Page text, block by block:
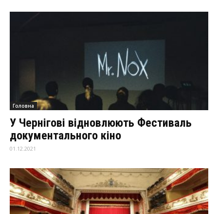
Головна
У Чернігові відновлюють Фестиваль
документального кіно
01.12.2021